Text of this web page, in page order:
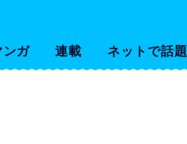
ンガ 連載 ネットで話題